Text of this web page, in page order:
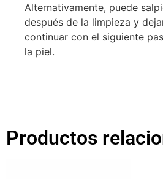
Alternativamente, puede
después de la limpieza y
continuar con el siguiente
la piel.
Productos